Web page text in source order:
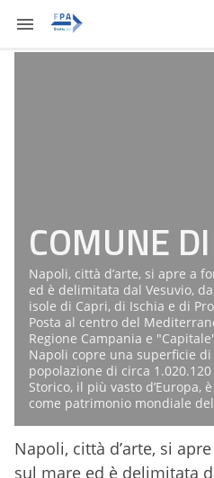
COMUNE
Napoli, città d’arte, si apre a
ed è delimitata dal Vesuvio,
isole di Capri, di Ischia e di
Posta al centro del
Regione Campania e
Napoli copre una superficie di
popolazione di circa
Storico, il più vasto d’Europa,
come patrimonio mondiale
Napoli, città d’arte, si
sul mare ed è delimitata